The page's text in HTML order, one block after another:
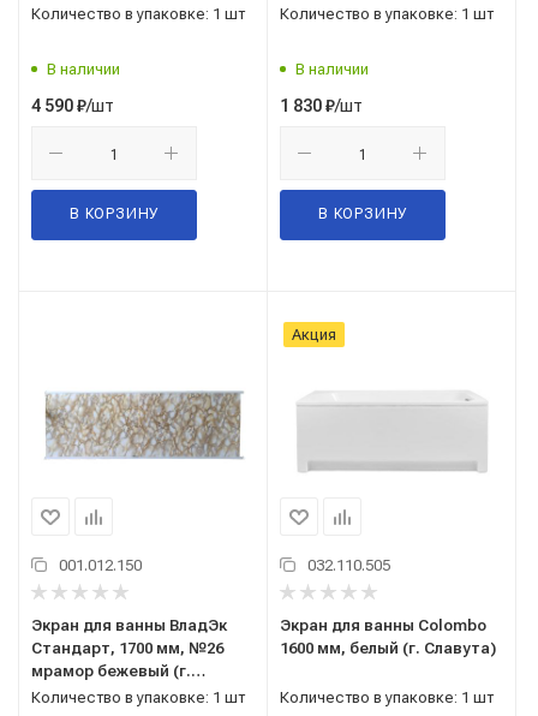
Количество в упаковке: 1 шт
В наличии
4 590₽/шт
В КОРЗИНУ
Количество в упаковке: 1 шт
В наличии
1 830₽/шт
В КОРЗИНУ
001.012.150
Экран для ванны ВладЭк
Стандарт, 1700 мм, №26
мрамор бежевый (г.
Владимир)
Количество в упаковке: 1 шт
Акция
032.110.505
Экран для ванны Colombo
1600 мм, белый (г. Славута)
Количество в упаковке: 1 шт